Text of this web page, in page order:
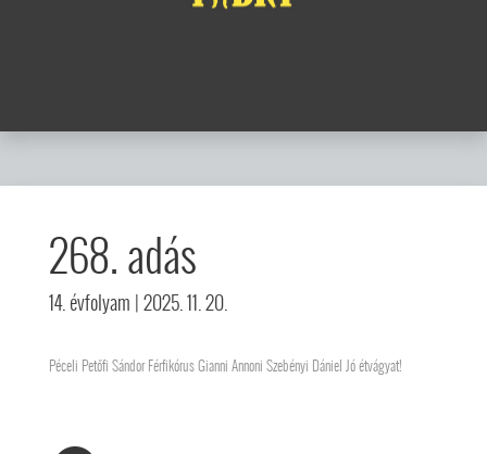
268. adás
14. évfolyam | 2025. 11. 20.
Péceli Petőfi Sándor Férfikórus Gianni Annoni Szebényi Dániel Jó étvágyat!